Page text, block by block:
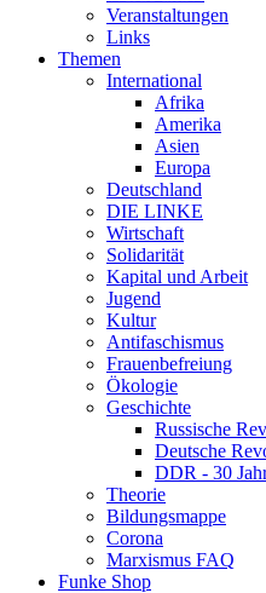
Veranstaltungen
Links
Themen
International
Afrika
Amerika
Asien
Europa
Deutschland
DIE LINKE
Wirtschaft
Solidarität
Kapital und Arbeit
Jugend
Kultur
Antifaschismus
Frauenbefreiung
Ökologie
Geschichte
Russische
Deutsche
DDR - 30
Theorie
Bildungsmappe
Corona
Marxismus FAQ
Funke Shop